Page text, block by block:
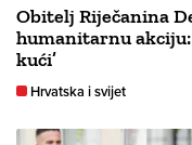
Obitelj Riječanina
humanitarnu
kući’
Hrvatska i svijet